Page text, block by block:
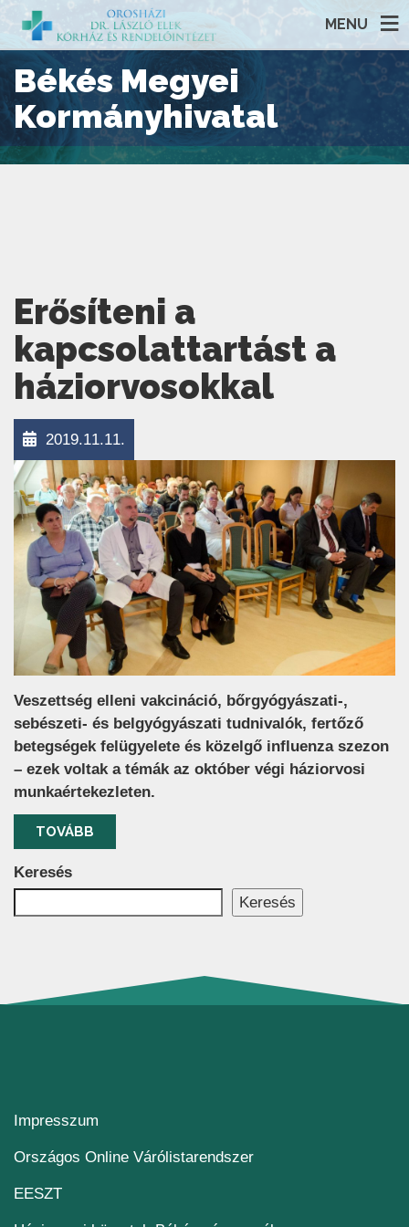
MENU
Békés Megyei
Kormányhivatal
Erősíteni a
kapcsolattartást a
háziorvosokkal
2019.11.11.
Veszettség elleni vakcináció, bőrgyógyászati-,
sebészeti- és belgyógyászati tudnivalók, fertőző
betegségek felügyelete és közelgő influenza szezon
– ezek voltak a témák az október végi háziorvosi
munkaértekezleten.
TOVÁBB
Keresés
Keresés
Impresszum
Országos Online Várólistarendszer(új ablakban nyílik
EESZT(új ablakban nyílik meg)